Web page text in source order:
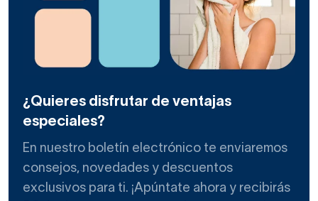
¿Quieres disfrutar de ventajas
especiales?
En nuestro boletín electrónico te enviaremos
consejos, novedades y descuentos
exclusivos para ti. ¡Apúntate ahora y recibirás